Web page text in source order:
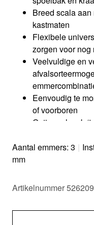
Breed scala
kastmaten
Flexibele
zorgen voor nog
Veelvuldige en
Eenvoudig te
of voorboren​
Optioneel
Modern
Aantal emmers: 3 |
mm
Artikelnummer 526209